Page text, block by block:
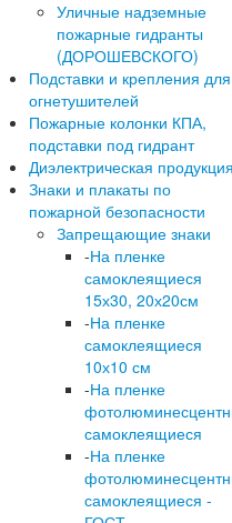
Уличные надземные
пожарные гидранты
(ДОРОШЕВСКОГО)
Подставки и крепления для
огнетушителей
Пожарные колонки КПА,
подставки под гидрант
Диэлектрическая
Знаки и плакаты по
пожарной безопасности
Запрещающие знаки
-На пленке
самоклеящиеся
15х30, 20х20см
-На пленке
самоклеящиеся
10х10 см
-На пленке
самоклеящиеся
-На пленке
самоклеящиеся -